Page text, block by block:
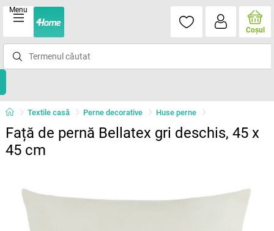
Menu
Coşul
Textile casă Perne decorative Huse perne
Față de pernă Bellatex gri deschis, 45 x
45 cm